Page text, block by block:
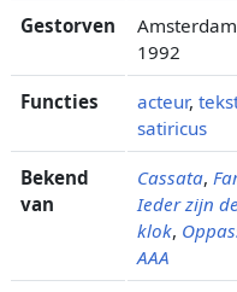
Gestorven
1992
Functies acteur,
satiricus
Bekend
van
Cassata,
Ieder zijn
klok,
AAA